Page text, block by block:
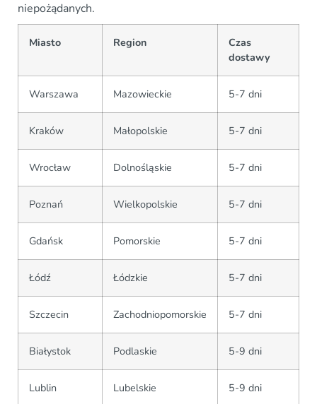
niepożądanych.
Miasto Region
Czas
dostawy
Warszawa Mazowieckie 5-7 dni
Kraków Małopolskie 5-7 dni
Wrocław Dolnośląskie 5-7 dni
Poznań Wielkopolskie 5-7 dni
Gdańsk Pomorskie 5-7 dni
Łódź Łódzkie 5-7 dni
Szczecin Zachodniopomorskie 5-7 dni
Białystok Podlaskie 5-9 dni
Lublin Lubelskie 5-9 dni